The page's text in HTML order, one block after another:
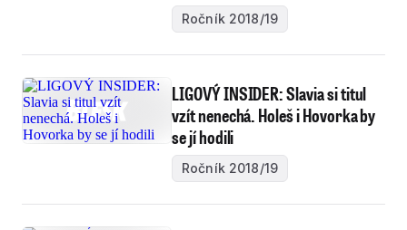
Ročník 2018/19
LIGOVÝ INSIDER: Slavia si titul
vzít nenechá. Holeš i Hovorka by
se jí hodili
Ročník 2018/19